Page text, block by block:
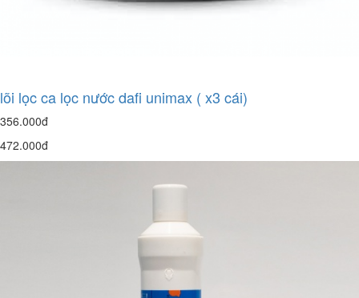
lõi lọc ca lọc nước dafi unimax ( x3 cái)
356.000đ
472.000đ